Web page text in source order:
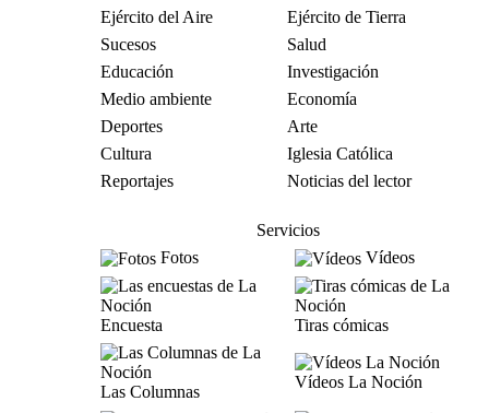
Ejército del Aire
Ejército de Tierra
Sucesos
Salud
Educación
Investigación
Medio ambiente
Economía
Deportes
Arte
Cultura
Iglesia Católica
Reportajes
Noticias del lector
Servicios
Fotos
Vídeos
Encuesta Tiras cómicas
Las Columnas
Vídeos La Noción